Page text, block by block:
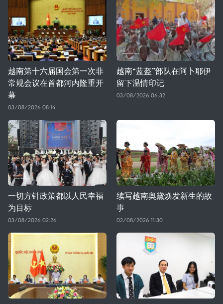
越南第十六届国会第一次非
常规会议在首都河内隆重开
幕
03/08/2026 08:14
越南“蓝盔”部队在阿卜耶伊
留下温情印记
03/08/2026 06:32
一切方针政策都以人民幸福
为目标
03/08/2026 02:26
续写越南奥黛焕发新生的故
事
02/08/2026 11:30